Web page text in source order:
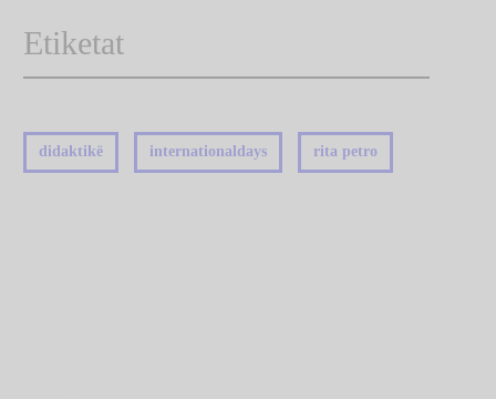
Etiketat
didaktikë internationaldays rita petro